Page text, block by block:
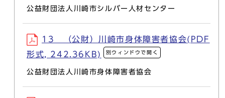
公益財団法人川崎市シルバー人材センター
13 （公財）川崎市身体障害者協会(PDF
形式, 242.36KB)
別ウィンドウで開く
公益財団法人川崎市身体障害者協会